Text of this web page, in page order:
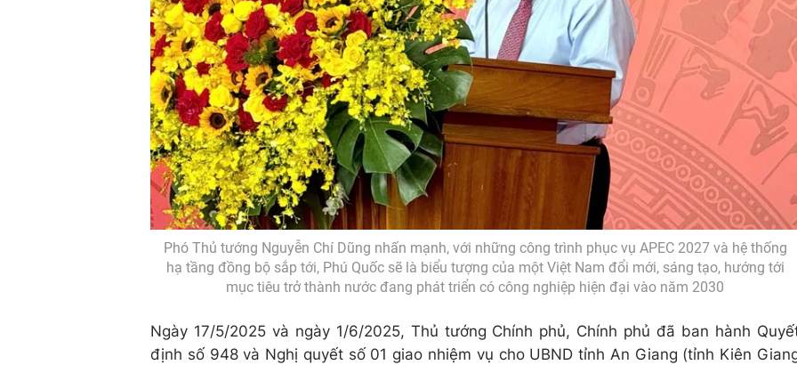
Phó Thủ tướng Nguyễn Chí Dũng nhấn mạnh, với những công trình phục vụ APEC 2027 và hệ thống
hạ tầng đồng bộ sắp tới, Phú Quốc sẽ là biểu tượng của một Việt Nam đổi mới, sáng tạo, hướng tới
mục tiêu trở thành nước đang phát triển có công nghiệp hiện đại vào năm 2030
Ngày 17/5/2025 và ngày 1/6/2025, Thủ tướng Chính phủ, Chính phủ đã ban hành
định số 948 và Nghị quyết số 01 giao nhiệm vụ cho UBND tỉnh An Giang (tỉnh Kiên